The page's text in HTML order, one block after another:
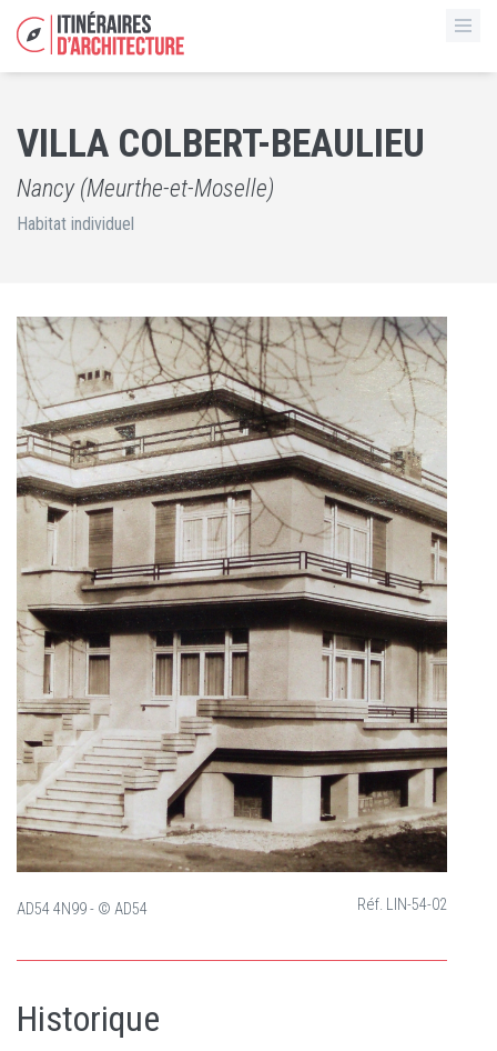
VILLA COLBERT-BEAULIEU
Nancy (Meurthe-et-Moselle)
Habitat individuel
AD54 4N99 - © AD54 Réf. LIN-54-02
Historique